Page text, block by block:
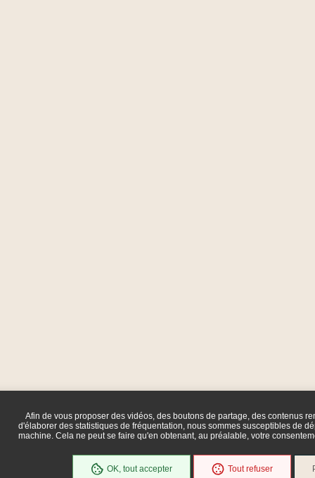
Afin de vous proposer des vidéos, des boutons de partage, des contenus
d'élaborer des statistiques de fréquentation, nous sommes susceptibles de
machine. Cela ne peut se faire qu'en obtenant, au préalable, votre
OK, tout accepter Tout refuser